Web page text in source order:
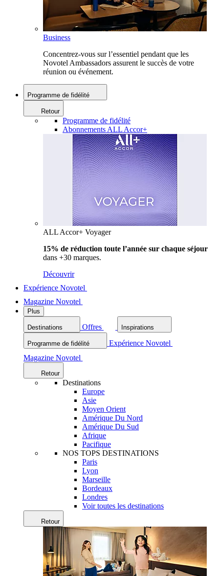
Business
Concentrez-vous sur l’essentiel pendant que les
Novotel Ambassadors assurent le succès de votre
réunion ou événement.
Programme de fidélité
Retour
Programme de fidélité
Abonnements ALL Accor+
ALL Accor+ Voyager
15% de réduction toute l’année sur chaque séjour
dans +30 marques.
Découvrir
Expérience Novotel
Magazine Novotel
Plus
Destinations Offres Inspirations
Programme de fidélité
Expérience Novotel
Magazine Novotel
Retour
Destinations
Europe
Asie
Moyen Orient
Amérique Du Nord
Amérique Du Sud
Afrique
Pacifique
NOS TOPS DESTINATIONS
Paris
Lyon
Marseille
Bordeaux
Londres
Voir toutes les destinations
Retour